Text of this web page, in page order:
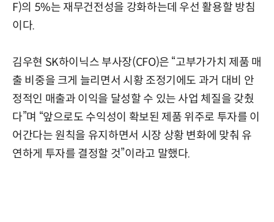
F)의 5%는 재무건전성을 강화하는데 우선 활용할 방침
이다.
김우현 SK하이닉스 부사장(CFO)은 “고부가가치 제품 매
출 비중을 크게 늘리면서 시황 조정기에도 과거 대비 안
정적인 매출과 이익을 달성할 수 있는 사업 체질을 갖췄
다”며 “앞으로도 수익성이 확보된 제품 위주로 투자를 이
어간다는 원칙을 유지하면서 시장 상황 변화에 맞춰 유
연하게 투자를 결정할 것”이라고 말했다.